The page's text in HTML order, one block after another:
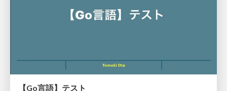
【Go言語】テスト